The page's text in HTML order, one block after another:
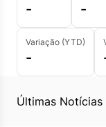
- -
Variação (YTD)
-
Últimas Notícias